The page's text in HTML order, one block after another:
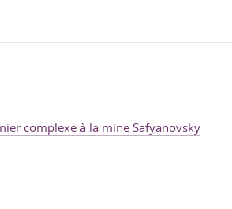
complexe à la mine Safyanovsky